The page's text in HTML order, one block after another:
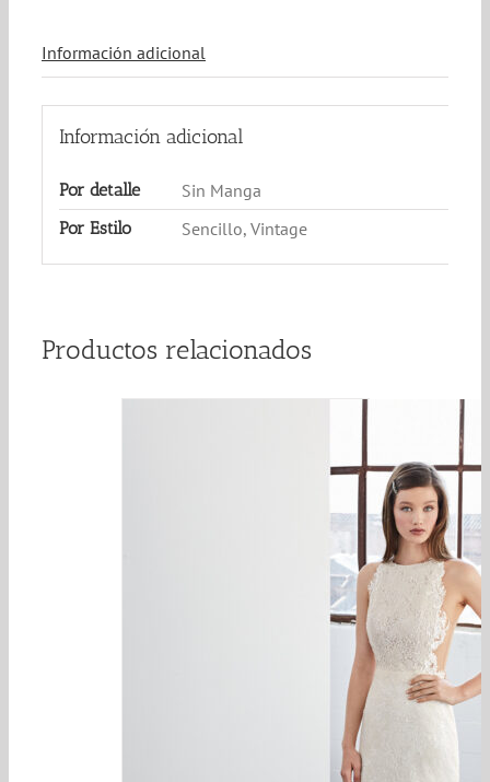
Información adicional
Información adicional
Por detalle Sin Manga
Por Estilo Sencillo, Vintage
Productos relacionados